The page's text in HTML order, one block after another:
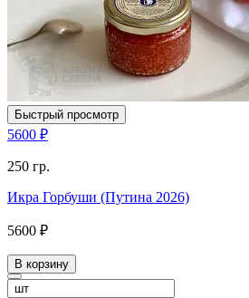
Быстрый просмотр
5600 ₽
250 гр.
Икра Горбуши (Путина 2026)
5600 ₽
В корзину